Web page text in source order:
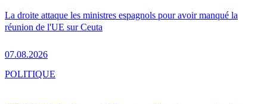
La droite attaque les ministres espagnols pour avoir manqué la
réunion de l'UE sur Ceuta
07.08.2026
POLITIQUE